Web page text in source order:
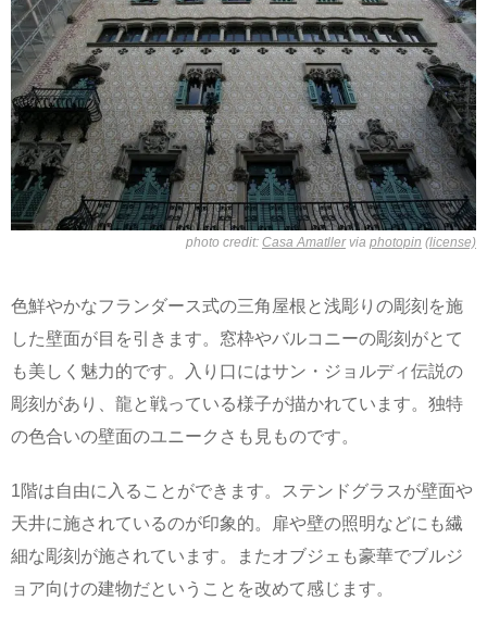
photo credit: Casa Amatllervia photopin (license)
色鮮やかなフランダース式の三角屋根と浅彫りの彫刻を施
した壁面が目を引きます。窓枠やバルコニーの彫刻がとて
も美しく魅力的です。入り口にはサン・ジョルディ伝説の
彫刻があり、龍と戦っている様子が描かれています。独特
の色合いの壁面のユニークさも見ものです。
1階は自由に入ることができます。ステンドグラスが壁面や
天井に施されているのが印象的。扉や壁の照明などにも繊
細な彫刻が施されています。またオブジェも豪華でブルジ
ョア向けの建物だということを改めて感じます。